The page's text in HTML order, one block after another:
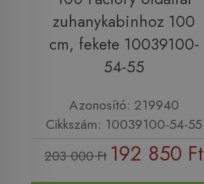
zuhanykabinhoz 100
cm, fekete 10039100-
54-55
Azonosító: 219940
Cikkszám: 10039100-54-55
203 000 Ft 192 850 Ft